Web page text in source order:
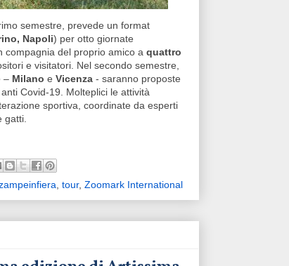
semestre, prevede un format
Napoli) per otto giornate
compagnia del proprio amico a quattro
e visitatori. Nel secondo semestre,
– Milano e Vicenza - saranno proposte
Covid-19. Molteplici le attività
sportiva, coordinate da esperti
gatti.
, tour, Zoomark International